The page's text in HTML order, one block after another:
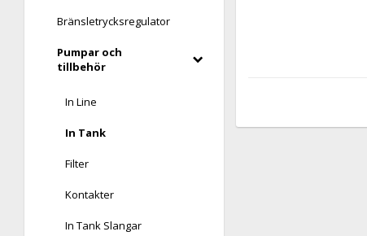
Bränsletrycksregulator
Pumpar och
tillbehör
In Line
In Tank
Filter
Kontakter
In Tank Slangar